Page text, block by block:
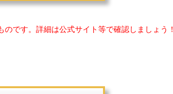
です。詳細は公式サイト等で確認しましょう！